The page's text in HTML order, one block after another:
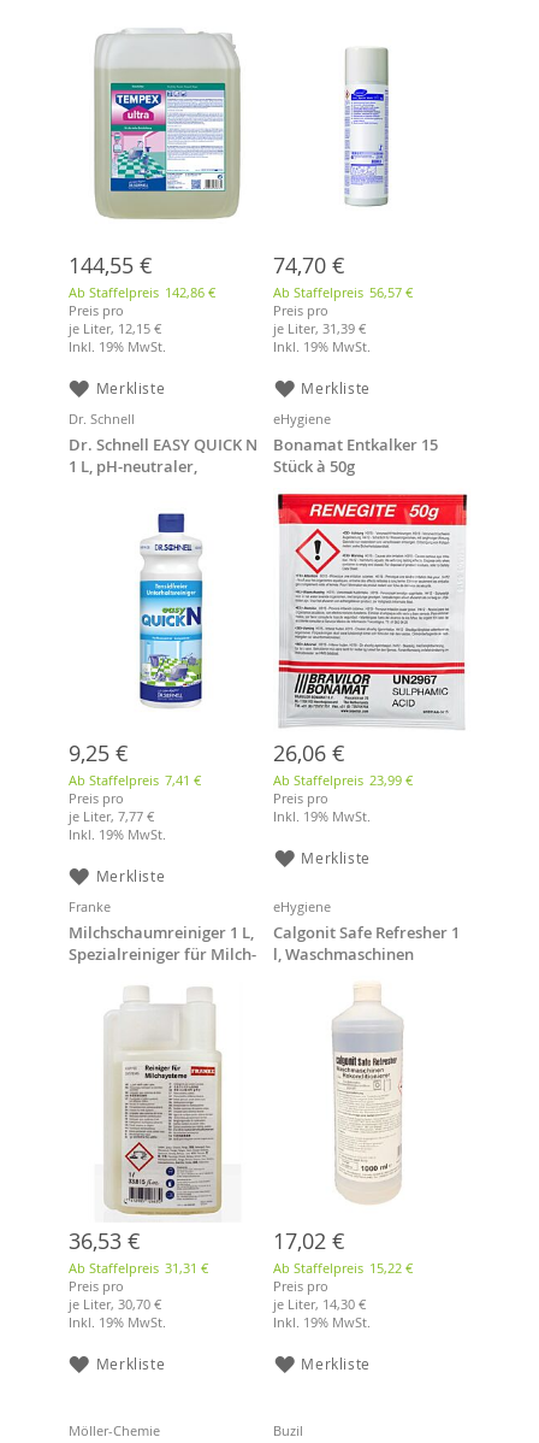
144,55 €
Ab Staffelpreis 142,86 €
Preis pro
je Liter, 12,15 €
Inkl. 19% MwSt.
Merkliste
74,70 €
Ab Staffelpreis 56,57 €
Preis pro
je Liter,31,39 €
Inkl. 19% MwSt.
Merkliste
Dr. Schnell
Dr. Schnell EASY QUICK N
1 L, pH-neutraler,
Universalreiniger
9,25 €
Ab Staffelpreis 7,41 €
Preis pro
je Liter, 7,77 €
Inkl. 19% MwSt.
Merkliste
eHygiene
Bonamat Entkalker 15
Stück à 50g
26,06 €
Ab Staffelpreis 23,99 €
Preis pro
Inkl. 19% MwSt.
Merkliste
Franke
Milchschaumreiniger 1 L,
Spezialreiniger für Milch-
36,53 €
Ab Staffelpreis 31,31 €
Preis pro
je Liter, 30,70 €
Inkl. 19% MwSt.
Merkliste
eHygiene
Calgonit Safe Refresher 1
l, Waschmaschinen
17,02 €
Ab Staffelpreis 15,22 €
Preis pro
je Liter, 14,30 €
Inkl. 19% MwSt.
Merkliste
Möller-Chemie Buzil